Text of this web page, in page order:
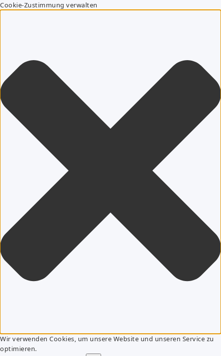
Cookie-Zustimmung verwalten
Wir verwenden Cookies, um unsere Website und unseren Service zu
optimieren.